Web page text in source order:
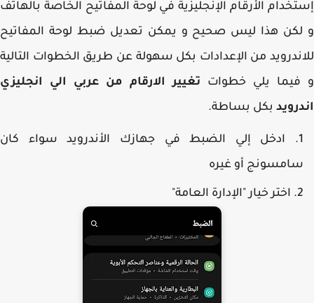
الأرقام الإنجليزية في لوحة المفاتيح الخاصة بالهاتف
هذا ليس صحيح و يمكن تعديل ضبط لوحة المفاتيح
من الإعدادات بكل سهولة عن طريق الخطوات التالية
يلي خطواتتغيير الارقام من عربي الي انجليزي
بكل بساطة.
ادخل إلي الضبط في جهازك الأندرويد سواء كان
أو غيره
اختر خيار "الإدارة العامة"